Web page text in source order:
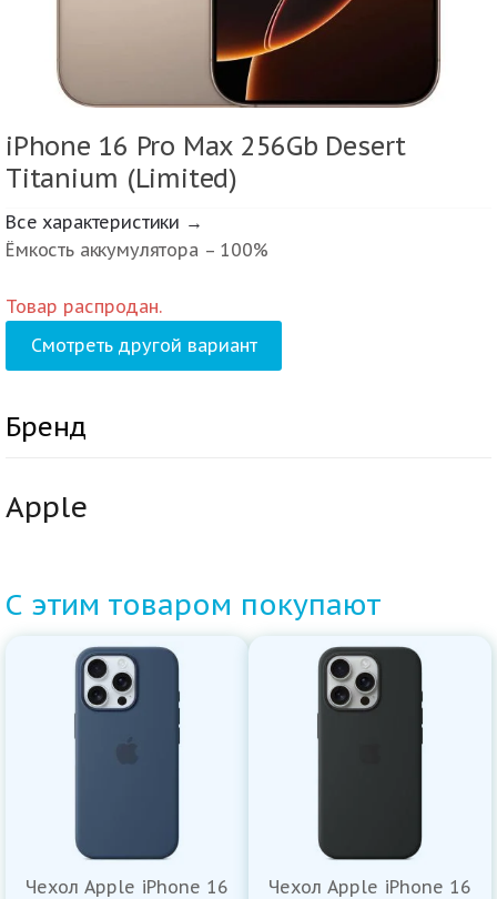
iPhone 16 Pro Max 256Gb Desert
Titanium (Limited)
Все характеристики →
Ёмкость аккумулятора – 100%
Товар распродан.
Смотреть другой вариант
Бренд
Apple
С этим товаром покупают
Чехол Apple iPhone 16
Чехол Apple iPhone 16